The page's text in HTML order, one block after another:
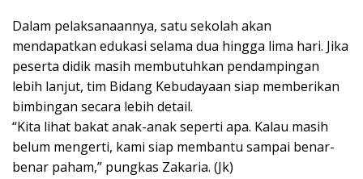
Dalam pelaksanaannya, satu sekolah akan
mendapatkan edukasi selama dua hingga lima hari. Jika
peserta didik masih membutuhkan pendampingan
lebih lanjut, tim Bidang Kebudayaan siap memberikan
bimbingan secara lebih detail.
“Kita lihat bakat anak-anak seperti apa. Kalau masih
belum mengerti, kami siap membantu sampai benar-
benar paham,” pungkas Zakaria. (Jk)